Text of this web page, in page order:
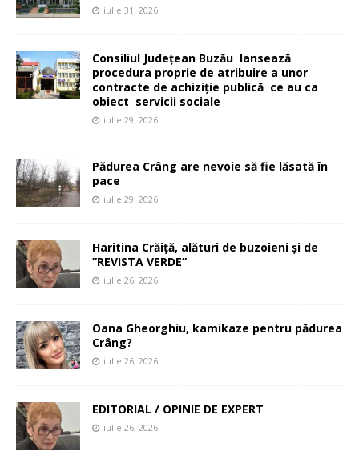
iulie 31, 2026
Consiliul Județean Buzău lansează
procedura proprie de atribuire a unor
contracte de achiziție publică ce au ca
obiect servicii sociale
iulie 29, 2026
Pădurea Crâng are nevoie să fie lăsată în
pace
iulie 29, 2026
Haritina Crăiță, alături de buzoieni și de
”REVISTA VERDE”
iulie 26, 2026
Oana Gheorghiu, kamikaze pentru pădurea
Crâng?
iulie 26, 2026
EDITORIAL / OPINIE DE EXPERT
iulie 26, 2026